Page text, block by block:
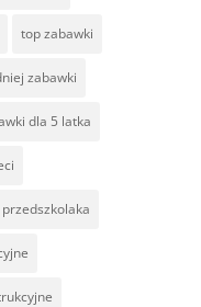
top zabawki
zabawki
dla 5 latka